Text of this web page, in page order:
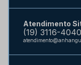
Atendimento
(19) 3116-4040